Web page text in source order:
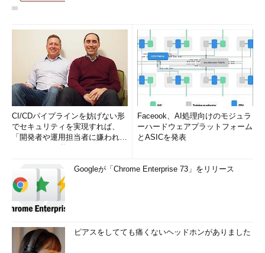
CI/CDパイプラインを妨げない形
でセキュリティを実現すれば、
「開発者や運用担当者に嫌われな
Faceook、AI処理向けのモジュラ
ーハードウェアプラットフォーム
とASICを発表
Googleが「Chrome Enterprise 73」をリリース
ピアスをしてても痛くないヘッドホンがありました